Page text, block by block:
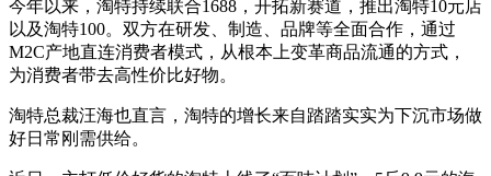
今年以来，淘特持续联合1688，开拓新赛道，推出淘特10元店
以及淘特100。双方在研发、制造、品牌等全面合作，通过
M2C产地直连消费者模式，从根本上变革商品流通的方式，
为消费者带去高性价比好物。
淘特总裁汪海也直言，淘特的增长来自踏踏实实为下沉市场做
好日常刚需供给。